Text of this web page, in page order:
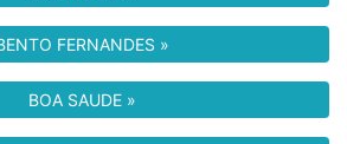
FERNANDES »
BOA SAUDE »